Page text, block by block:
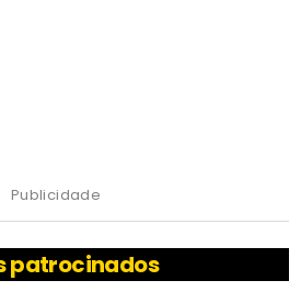
Publicidade
patrocinados